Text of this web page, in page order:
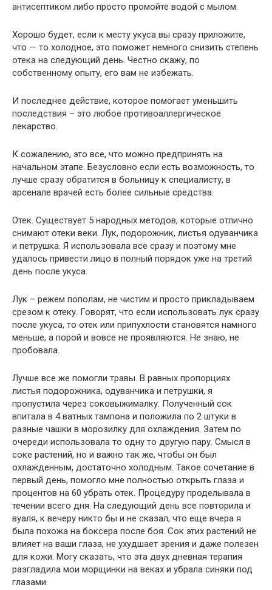
антисептиком либо просто промойте водой с мылом.
Хорошо будет, если к месту укуса вы сразу приложите,
что — то холодное, это поможет немного снизить степень
отека на следующий день. Честно скажу, по
собственному опыту, его вам не избежать.
И последнее действие, которое помогает уменьшить
последствия – это любое противоаллергическое
лекарство.
К сожалению, это все, что можно предпринять на
начальном этапе. Безусловно если есть возможность, то
лучше сразу обратится в больницу к специалисту, в
арсенале врачей есть более сильные средства.
Отек. Существует 5 народных методов, которые отлично
снимают отеки веки. Лук, подорожник, листья одуванчика
и петрушка. Я использовала все сразу и поэтому мне
удалось привести лицо в полный порядок уже на третий
день после укуса.
Лук – режем пополам, не чистим и просто прикладываем
срезом к отеку. Говорят, что если использовать лук сразу
после укуса, то отек или припухлости становятся намного
меньше, а порой и вовсе не проявляются. Не знаю, не
пробовала.
Лучше все же помогли травы. В равных пропорциях
листья подорожника, одуванчика и петрушки, я
пропустила через соковыжималку. Полученный сок
впитала в 4 ватных тампона и положила по 2 штуки в
разные чашки в морозилку для охлаждения. Затем по
очереди использовала то одну то другую пару. Смысл в
соке растений, но и важно так же, чтобы он был
охлажденным, достаточно холодным. Такое сочетание в
первый день, помогло мне полностью открыть глаза и
процентов на 60 убрать отек. Процедуру проделывала в
течении всего дня. На следующий день все повторила и
вуаля, к вечеру никто бы и не сказал, что еще вчера я
была похожа на боксера после боя. Сок этих растений не
влияет на ваши глаза, не ухудшает зрения и даже полезен
для кожи. Могу сказать, что эта двух дневная терапия
разгладила мои морщинки на веках и убрала синяки под
глазами.